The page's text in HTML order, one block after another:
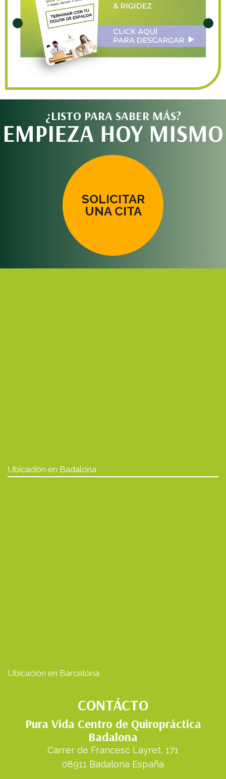
¿LISTO PARA SABER MÁS?
EMPIEZA HOY MISMO
SOLICITAR
UNA CITA
Ubicación en Badalona
Ubicación en Barcelona
CONTÁCTO
Pura Vida Centro de Quiropráctica
Badalona
Carrer de Francesc Layret, 171
08911 Badalona España